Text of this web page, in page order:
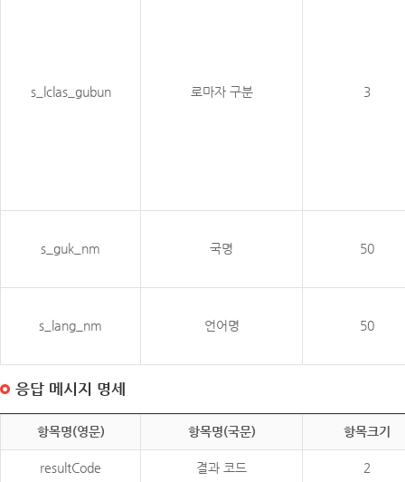
s_lclas_gubun 로마자 구분 3
s_guk_nm 국명 50
s_lang_nm 언어명 50
응답 메시지 명세
항목명(영문) 항목명(국문) 항목크기
resultCode 결과 코드 2